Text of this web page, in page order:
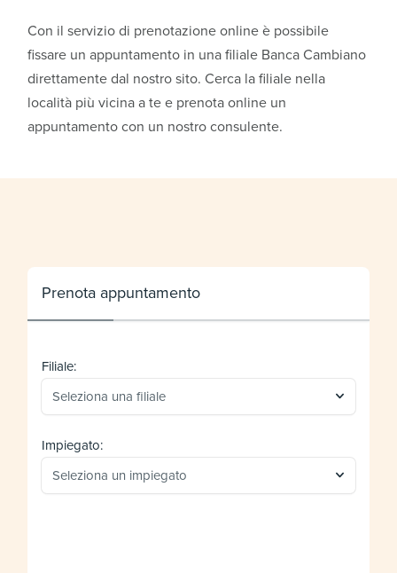
Con il servizio di prenotazione online è possibile
fissare un appuntamento in una filiale Banca Cambiano
direttamente dal nostro sito. Cerca la filiale nella
località più vicina a te e prenota online un
appuntamento con un nostro consulente.
Prenota appuntamento
Filiale:
Seleziona una filiale
Impiegato:
Seleziona un impiegato